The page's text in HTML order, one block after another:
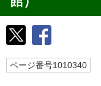
ページ番号1010340